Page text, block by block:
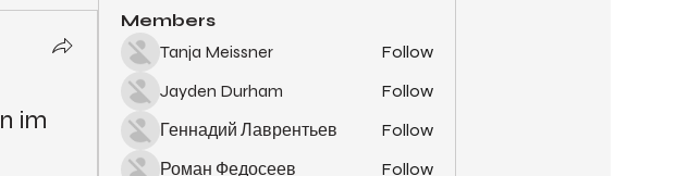
im
Members
Tanja Meissner
Follow
Jayden Durham
Follow
Геннадий Лаврентьев
Follow
Роман Федосеев
Follow